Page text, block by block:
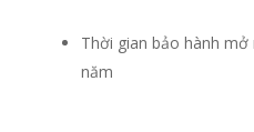
Thời gian bảo hành
năm